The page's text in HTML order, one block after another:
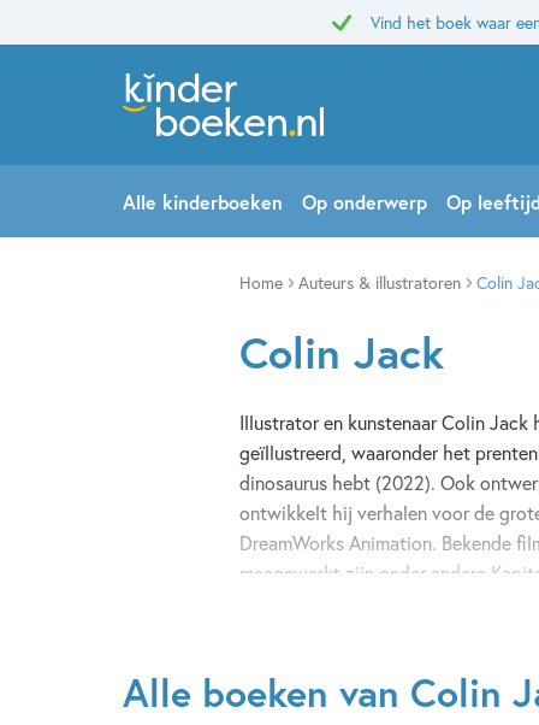
Vind het boek waar
Alle kinderboeken Op onderwerp Op
Home Auteurs & illustratoren Colin
Colin Jack
Illustrator en kunstenaar Colin Jack
geïllustreerd, waaronder het
dinosaurus hebt (2022). Ook
ontwikkelt hij verhalen voor de
DreamWorks Animation. Bekende
meegewerkt zijn onder andere
Alle boeken van Colin